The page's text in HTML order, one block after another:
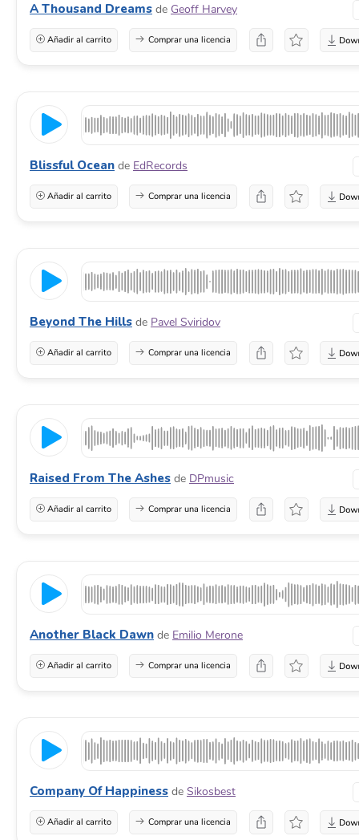
A Thousand Dreams de Geoff Harvey
Añadir al carrito Comprar una licencia
Blissful Ocean de EdRecords
Añadir al carrito Comprar una licencia
Beyond The Hills de Pavel Sviridov
Añadir al carrito Comprar una licencia
Raised From The Ashes de DPmusic
Añadir al carrito Comprar una licencia
Another Black Dawn de Emilio Merone
Añadir al carrito Comprar una licencia
Company Of Happiness de Sikosbest
Añadir al carrito Comprar una licencia